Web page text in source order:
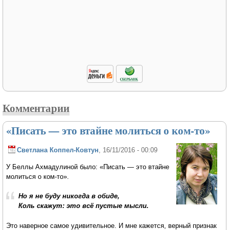
Комментарии
«Писать — это втайне молиться о ком-то»
Светлана Коппел-Ковтун, 16/11/2016 - 00:09
У Беллы Ахмадулиной было: «Писать — это втайне
молиться о ком-то».
Но я не буду никогда в обиде,
Коль скажут: это всё пустые мысли.
Это наверное самое удивительное. И мне кажется, верный признак